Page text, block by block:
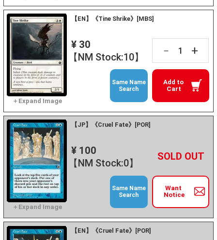
【EN】《Tine Shrike》[MBS]
¥ 30
【NM Stock:10】
－ +
Add to
Cart
Same Name
Search
【JP】《Cruel Fate》[POR]
¥ 100
【NM Stock:0】
－ +
Want
Notice
Same Name
Search
【EN】《Cruel Fate》[POR]